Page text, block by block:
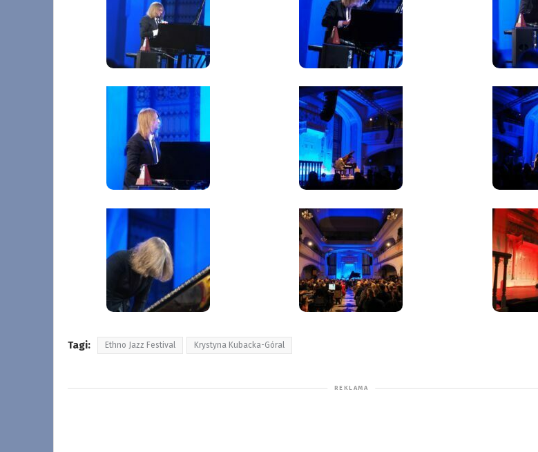
Tagi: Ethno Jazz Festival Krystyna Kubacka-Góral